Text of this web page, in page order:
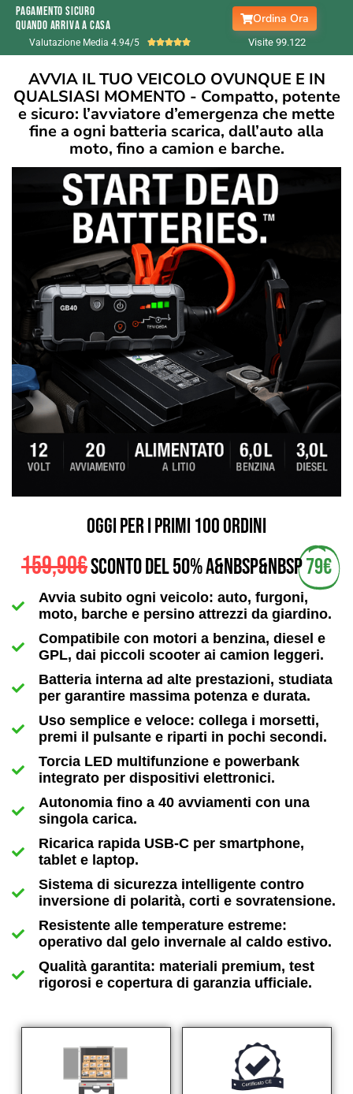
Pagamento sicuro
quando arriva a casa
Ordina Ora
Valutazione Media 4.94/5  Visite 99.122
AVVIA IL TUO VEICOLO OVUNQUE E IN
QUALSIASI MOMENTO - Compatto, potente
e sicuro: l’avviatore d’emergenza che mette
fine a ogni batteria scarica, dall’auto alla
moto, fino a camion e barche.
OGGI PER I PRIMI 100 ORDINI
159,90€SCONTO DEL 50% A&nbsp&nbsp79€
Avvia subito ogni veicolo: auto, furgoni,
moto, barche e persino attrezzi da giardino.
Compatibile con motori a benzina, diesel e
GPL, dai piccoli scooter ai camion leggeri.
Batteria interna ad alte prestazioni, studiata
per garantire massima potenza e durata.
Uso semplice e veloce: collega i morsetti,
premi il pulsante e riparti in pochi secondi.
Torcia LED multifunzione e powerbank
integrato per dispositivi elettronici.
Autonomia fino a 40 avviamenti con una
singola carica.
Ricarica rapida USB-C per smartphone,
tablet e laptop.
Sistema di sicurezza intelligente contro
inversione di polarità, corti e sovratensione.
Resistente alle temperature estreme:
operativo dal gelo invernale al caldo estivo.
Qualità garantita: materiali premium, test
rigorosi e copertura di garanzia ufficiale.